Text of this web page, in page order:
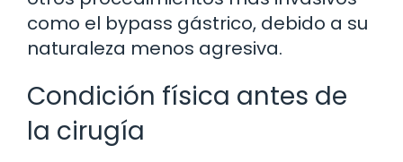
como el bypass gástrico, debido a su
naturaleza menos agresiva.
Condición física antes de
la cirugía